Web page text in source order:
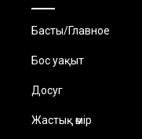
Басты/Главное
Бос уақыт
Досуг
Жастық өмір